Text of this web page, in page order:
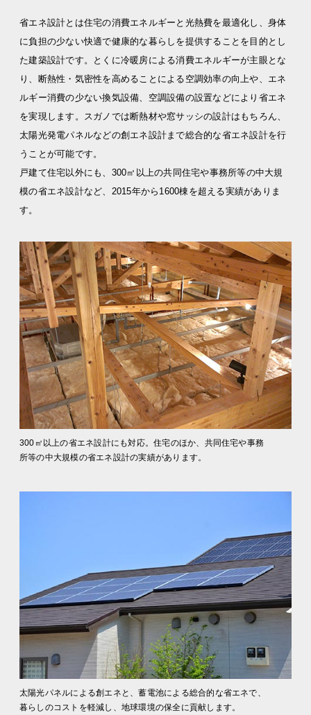
省エネ設計とは住宅の消費エネルギーと光熱費を最適化し、身体
に負担の少ない快適で健康的な暮らしを提供することを⽬的とし
た建築設計です。とくに冷暖房による消費エネルギーが主眼とな
り、断熱性・気密性を高めることによる空調効率の向上や、エネ
ルギー消費の少ない換気設備、空調設備の設置などにより省エネ
を実現します。スガノでは断熱材や窓サッシの設計はもちろん、
太陽光発電パネルなどの創エネ設計まで総合的な省エネ設計を行
うことが可能です。
戸建て住宅以外にも、300㎡以上の共同住宅や事務所等の中大規
模の省エネ設計など、2015年から1600棟を超える実績がありま
す。
300㎡以上の省エネ設計にも対応。住宅のほか、共同住宅や事務
所等の中大規模の省エネ設計の実績があります。
太陽光パネルによる創エネと、蓄電池による総合的な省エネで、
暮らしのコストを軽減し、地球環境の保全に貢献します。